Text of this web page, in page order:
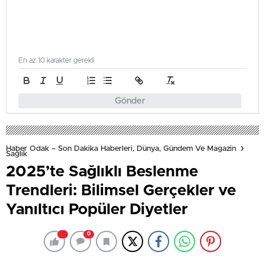
Gönder
En az 10 karakter gerekli
Haber Odak – Son Dakika Haberleri, Dünya, Gündem Ve Magazin
Sağlık
2025’te Sağlıklı Beslenme
Trendleri: Bilimsel Gerçekler ve
Yanıltıcı Popüler Diyetler
0